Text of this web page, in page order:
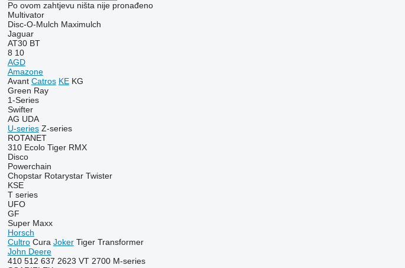
Po ovom zahtjevu ništa nije pronađeno
Multivator
Disc-O-Mulch Maximulch
Jaguar
AT30 BT
8 10
AGD
Amazone
Avant Catros KE KG
Green Ray
1-Series
Swifter
AG UDA
U-series Z-series
ROTANET
310 Ecolo Tiger RMX
Disco
Powerchain
Chopstar Rotarystar Twister
KSE
T series
UFO
GF
Super Maxx
Horsch
Cultro Cura Joker Tiger Transformer
John Deere
410 512 637 2623 VT 2700 M-series